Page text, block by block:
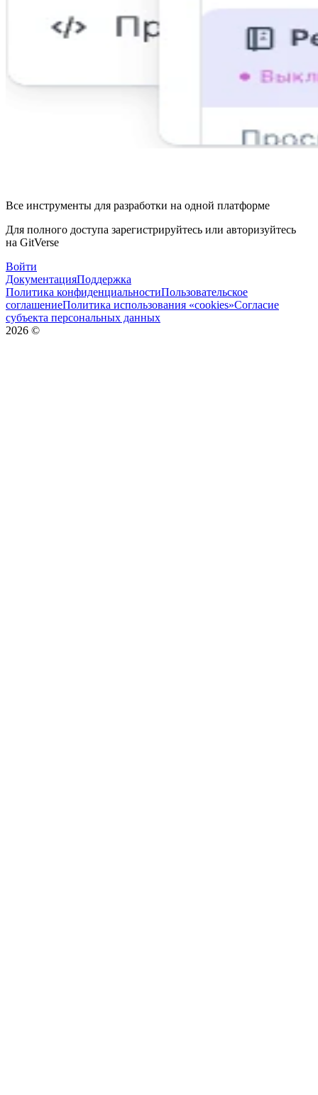
Все инструменты для разработки на одной платформе
Для полного доступа зарегистрируйтесь или авторизуйтесь
на GitVerse
Войти
ДокументацияПоддержка
Политика конфиденциальностиПользовательское
соглашениеПолитика использования «cookies»Согласие
субъекта персональных данных
2026 ©